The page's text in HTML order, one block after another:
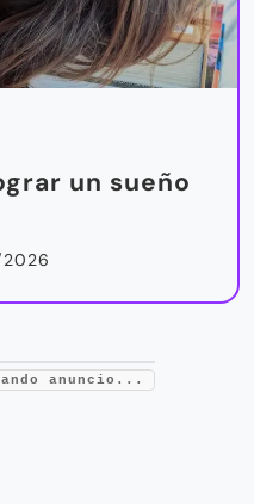
un sueño
anuncio...